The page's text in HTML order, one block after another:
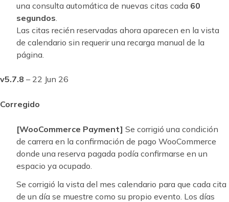
una consulta automática de nuevas citas cada 60
segundos.
Las citas recién reservadas ahora aparecen en la vista
de calendario sin requerir una recarga manual de la
página.
v5.7.8 – 22 Jun 26
Corregido
[WooCommerce Payment] Se corrigió una condición
de carrera en la confirmación de pago WooCommerce
donde una reserva pagada podía confirmarse en un
espacio ya ocupado.
Se corrigió la vista del mes calendario para que cada cita
de un día se muestre como su propio evento. Los días